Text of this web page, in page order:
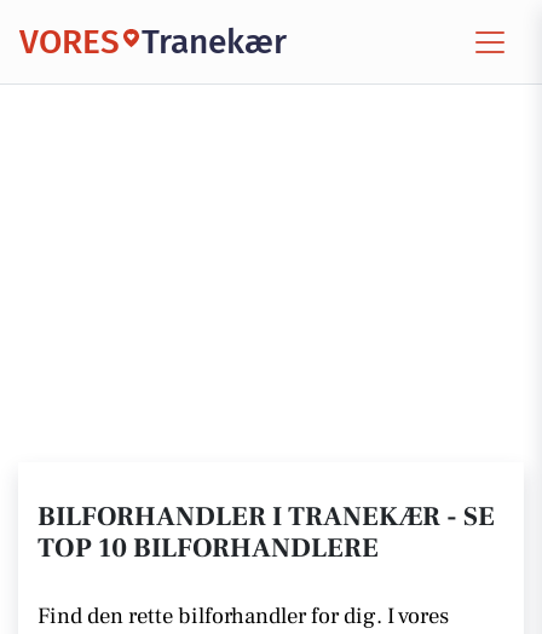
VORES Tranekær
BILFORHANDLER I TRANEKÆR - SE
TOP 10 BILFORHANDLERE
Find den rette bilforhandler for dig. I vores